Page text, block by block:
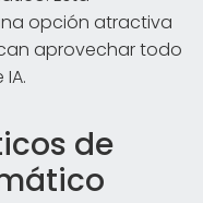
opción atractiva
aprovechar todo
de